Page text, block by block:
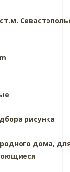
рисунка
дома,